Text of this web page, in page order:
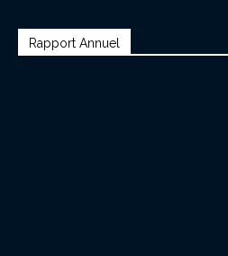
Rapport Annuel